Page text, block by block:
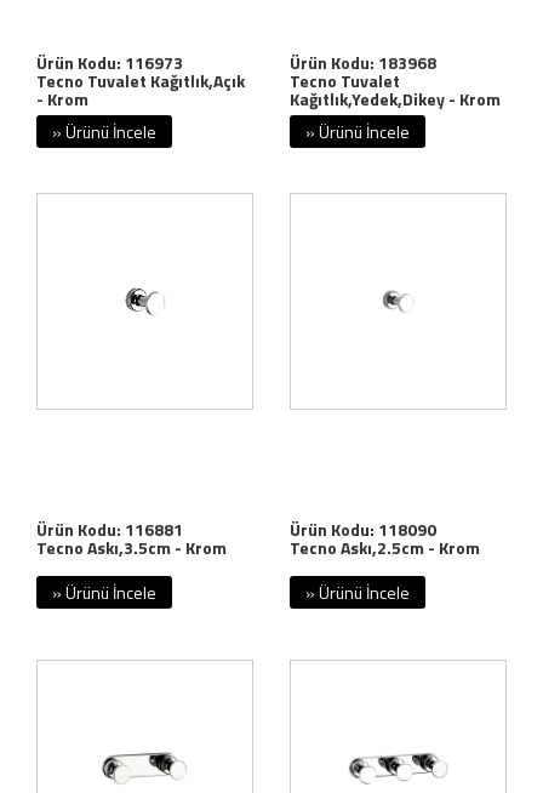
Ürün Kodu: 116973
Tecno Tuvalet Kağıtlık,Açık
- Krom
» Ürünü İncele
Ürün Kodu: 183968
Tecno Tuvalet
Kağıtlık,Yedek,Dikey - Krom
» Ürünü İncele
Ürün Kodu: 116881
Tecno Askı,3.5cm - Krom
» Ürünü İncele
Ürün Kodu: 118090
Tecno Askı,2.5cm - Krom
» Ürünü İncele